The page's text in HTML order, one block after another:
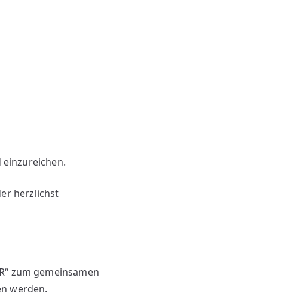
herzlichst
zum gemeinsamen
werden.